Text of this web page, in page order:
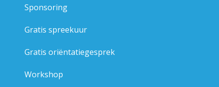
Sponsoring
Gratis spreekuur
Gratis oriëntatiegesprek
Workshop